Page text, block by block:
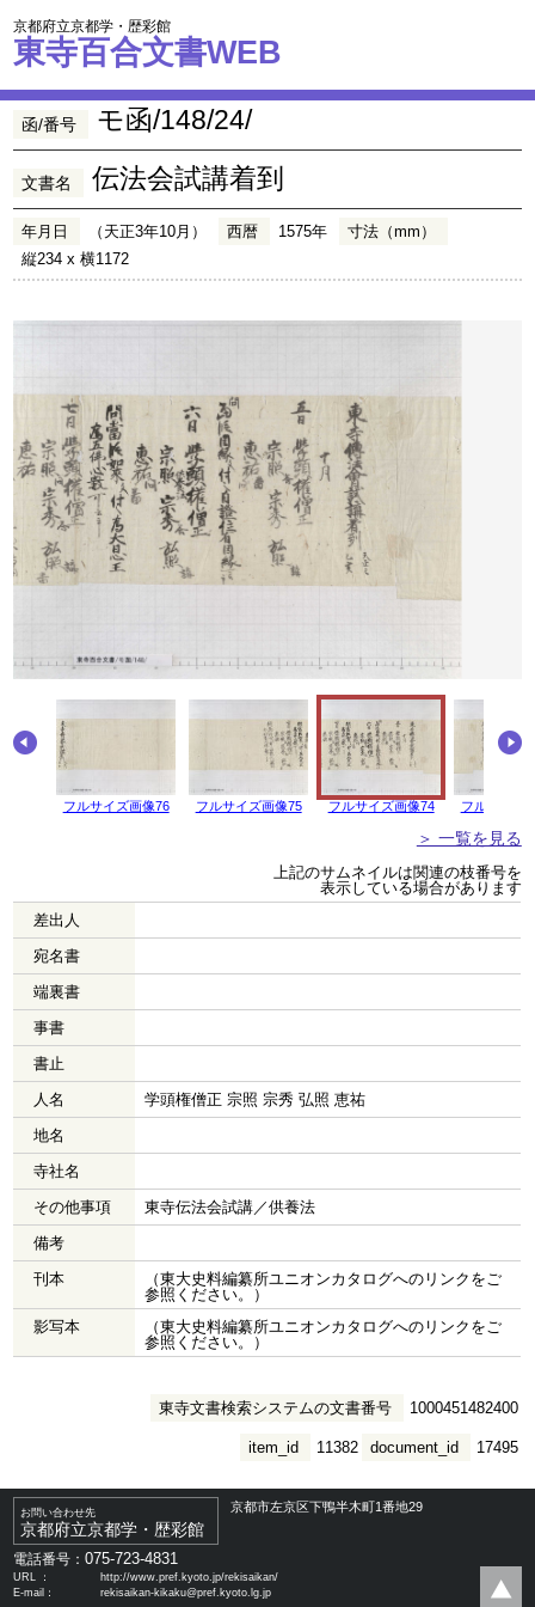
京都府立京都学・歴彩館
東寺百合文書WEB
函/番号 モ函/148/24/
文書名 伝法会試講着到
年月日 （天正3年10月） 西暦 1575年
寸法（mm）
縦234 x 横1172
フルサイズ画像76 フルサイズ画像75 フルサイズ画像74 フルサイズ
＞ 一覧を見る
上記のサムネイルは関連の枝番号を
表示している場合があります
差出人
宛名書
端裏書
事書
書止
人名
学頭権僧正 宗照 宗秀 弘照 恵祐
地名
寺社名
その他事項
東寺伝法会試講／供養法
備考
刊本
（東大史料編纂所ユニオンカタログへのリンクをご
参照ください。）
影写本
（東大史料編纂所ユニオンカタログへのリンクをご
参照ください。）
東寺文書検索システムの文書番号 1000451482400
document_id 17495
item_id 11382
お問い合わせ先
京都府立京都学・歴彩館
京都市左京区下鴨半木町1番地29
電話番号：075-723-4831
URL ：
http://www.pref.kyoto.jp/rekisaikan/
E-mail：
rekisaikan-kikaku@pref.kyoto.lg.jp